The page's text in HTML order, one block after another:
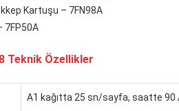
Kartuşu – 7FN98A
7FP50A
Teknik Özellikler
A1 kağıtta 25 sn/sayfa, saatte 90